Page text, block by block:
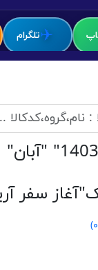
✈️تلگرام
دستیار هوش
سفر